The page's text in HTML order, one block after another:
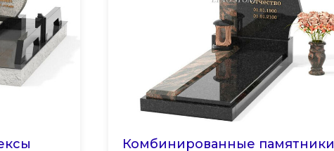
Комбинированные памятники